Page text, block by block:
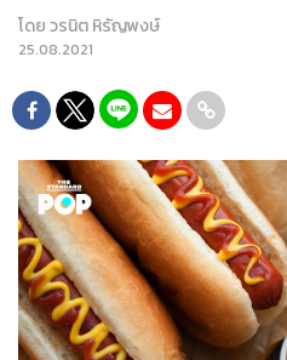
โดยวรนิต หิรัญพงษ์
25.08.2021